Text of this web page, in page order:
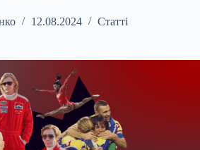
12.08.2024 Статті